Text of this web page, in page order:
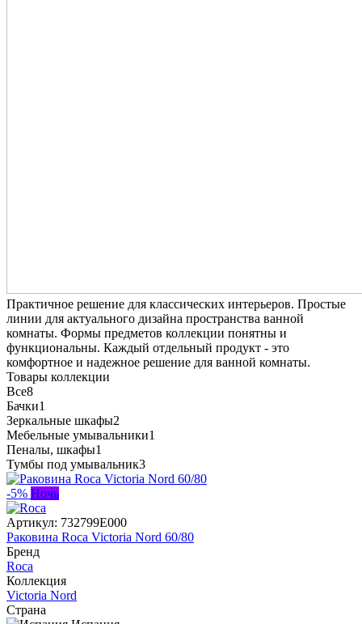
Практичное решение для классических интерьеров. Простые
линии для актуального дизайна пространства ванной
комнаты. Формы предметов коллекции понятны и
функциональны. Каждый отдельный продукт - это
комфортное и надежное решение для ванной комнаты.
Товары коллекции
Все8
Бачки1
Зеркальные шкафы2
Мебельные умывальники1
Пеналы, шкафы1
Тумбы под умывальник3
-5% Ночь
Артикул: 732799E000
Раковина Roca Victoria Nord 60/80
Бренд
Roca
Коллекция
Victoria Nord
Страна